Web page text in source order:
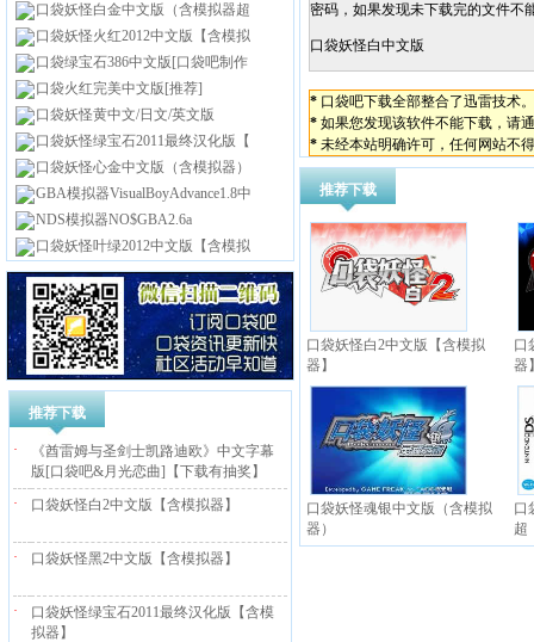
口袋妖怪白金中文版（含模拟器超
口袋妖怪火红2012中文版【含模拟
口袋绿宝石386中文版[口袋吧制作
口袋火红完美中文版[推荐]
口袋妖怪黄中文/日文/英文版
口袋妖怪绿宝石2011最终汉化版【
口袋妖怪心金中文版（含模拟器）
GBA模拟器VisualBoyAdvance1.8中
NDS模拟器NO$GBA2.6a
口袋妖怪叶绿2012中文版【含模拟
推荐下载
·
《酋雷姆与圣剑士凯路迪欧》中文字幕
版[口袋吧&月光恋曲]【下载有抽奖】
·
口袋妖怪白2中文版【含模拟器】
· 口袋妖怪黑2中文版【含模拟器】
·
口袋妖怪绿宝石2011最终汉化版【含模
拟器】
密码，如果发现未下载完的文件不
口袋妖怪白中文版
* 口袋吧下载全部整合了迅雷技术。
* 如果您发现该软件不能下载，请
* 未经本站明确许可，任何网站不
推荐下载
口袋妖怪白2中文版【含模拟
器】
口
器
口袋妖怪魂银中文版（含模拟
器）
口
超